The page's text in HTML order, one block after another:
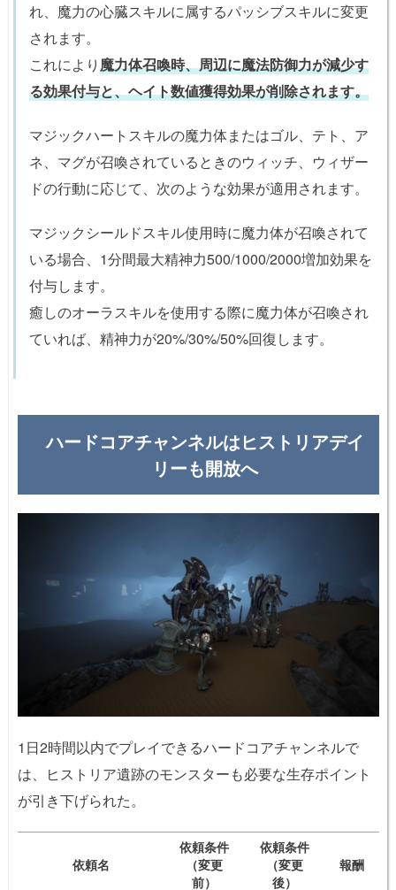
れ、魔力の心臓スキルに属するパッシブスキルに変更
されます。
これにより魔力体召喚時、周辺に魔法防御力が減少す
る効果付与と、ヘイト数値獲得効果が削除されます。
マジックハートスキルの魔力体またはゴル、テト、ア
ネ、マグが召喚されているときのウィッチ、ウィザー
ドの行動に応じて、次のような効果が適用されます。
マジックシールドスキル使用時に魔力体が召喚されて
いる場合、1分間最大精神力500/1000/2000増加効果を
付与します。
癒しのオーラスキルを使用する際に魔力体が召喚され
ていれば、精神力が20%/30%/50%回復します。
ハードコアチャンネルはヒストリアデイ
リーも開放へ
1日2時間以内でプレイできるハードコアチャンネルで
は、ヒストリア遺跡のモンスターも必要な生存ポイント
が引き下げられた。
依頼名
依頼条件
（変更
前）
依頼条件
（変更
後）
報酬